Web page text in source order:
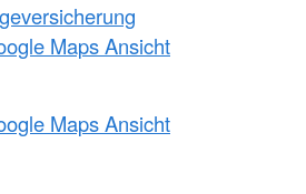
Maps Ansicht
Maps Ansicht